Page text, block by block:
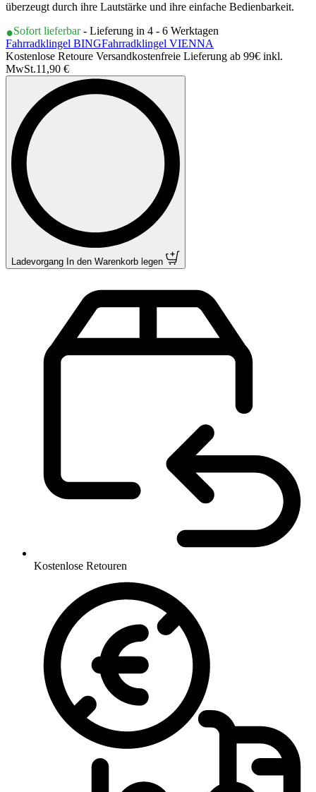
überzeugt durch ihre Lautstärke und ihre einfache Bedienbarkeit.
Sofort lieferbar- Lieferung in 4 - 6 Werktagen
Fahrradklingel BINGFahrradklingel VIENNA
Kostenlose Retoure Versandkostenfreie Lieferung ab 99€ inkl.
MwSt.11,90 €
Ladevorgang In den Warenkorb legen
Kostenlose Retouren